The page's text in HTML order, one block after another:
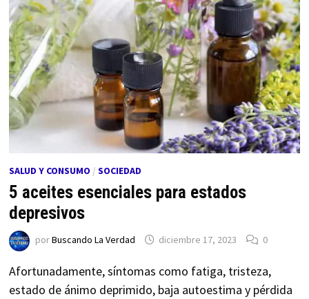
SALUD Y CONSUMO / SOCIEDAD
5 aceites esenciales para estados
depresivos
porBuscando La Verdad diciembre 17, 2023 0
Afortunadamente, síntomas como fatiga, tristeza,
estado de ánimo deprimido, baja autoestima y pérdida